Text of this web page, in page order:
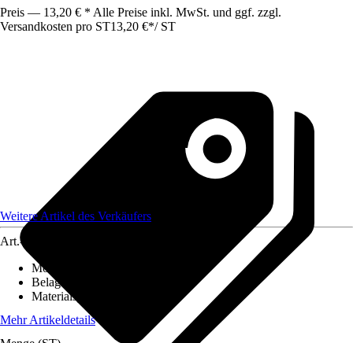
Preis — 13,20 € * Alle Preise inkl. MwSt. und ggf. zzgl.
Versandkosten pro ST13,20 €*/ ST
Weitere Artikel des Verkäufers
Art.-Nr.
Montageart
Belagstärke
Materialspezifizierung
Mehr Artikeldetails